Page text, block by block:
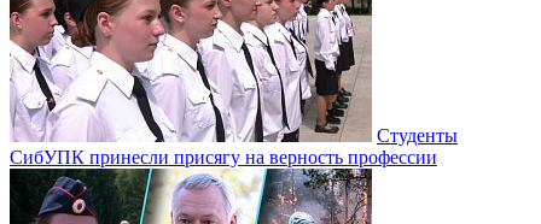
Студенты
СибУПК принесли присягу на верность профессии